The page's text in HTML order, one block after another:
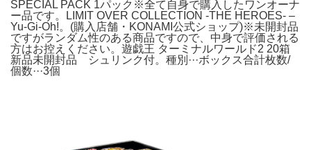
SPECIAL PACK 1パック※全て自身で購入したワンオーナ
ー品です。LIMIT OVER COLLECTION -THE HEROES- –
Yu-Gi-Oh!。(購入店舗・KONAMI公式ショップ)※未開封品
ですがランダム性のある商品ですので、中身で評価される
方はお控えください。遊戯王 ターミナルワールド2 20箱
新品未開封品 シュリンク付。種別···ボックス合計枚数/
個数···3個